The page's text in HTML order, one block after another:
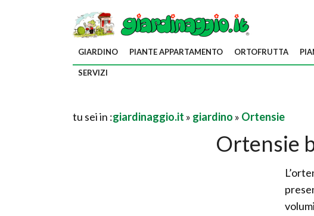
GIARDINO PIANTE APPARTAMENTO ORTOFRUTTA
SERVIZI
tu sei in :giardinaggio.it » giardino » Ortensie
Ortensie